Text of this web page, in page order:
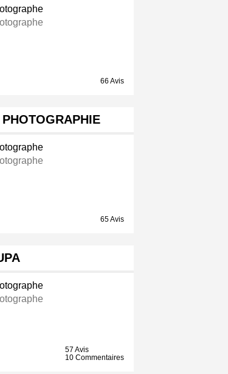
66 Avis
65 Avis
57 Avis
10 Commentaires